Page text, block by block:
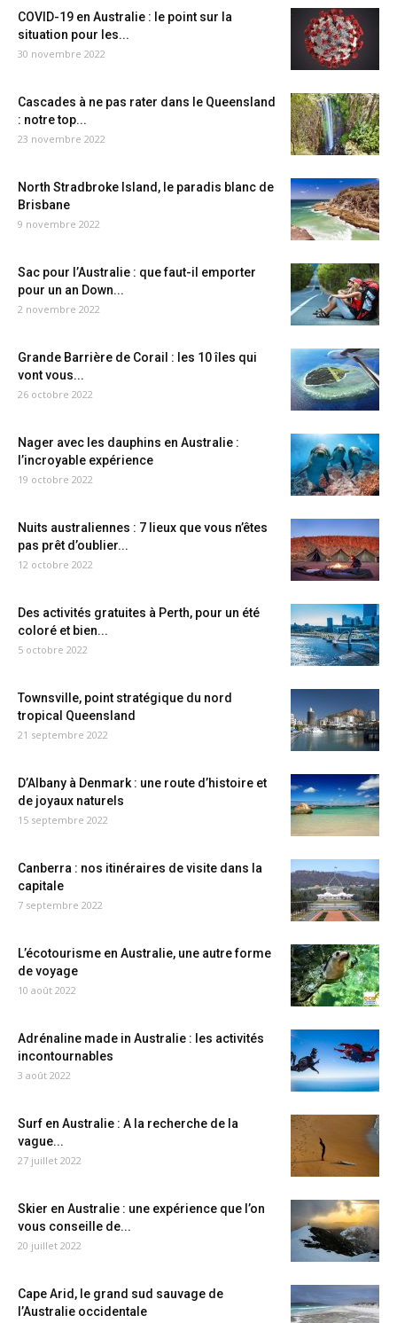
COVID-19 en Australie : le point sur la
situation pour les...
30 novembre 2022
Cascades à ne pas rater dans le Queensland
: notre top...
23 novembre 2022
North Stradbroke Island, le paradis blanc de
Brisbane
9 novembre 2022
Sac pour l’Australie : que faut-il emporter
pour un an Down...
2 novembre 2022
Grande Barrière de Corail : les 10 îles qui
vont vous...
26 octobre 2022
Nager avec les dauphins en Australie :
l’incroyable expérience
19 octobre 2022
Nuits australiennes : 7 lieux que vous n’êtes
pas prêt d’oublier...
12 octobre 2022
Des activités gratuites à Perth, pour un été
coloré et bien...
5 octobre 2022
Townsville, point stratégique du nord
tropical Queensland
21 septembre 2022
D’Albany à Denmark : une route d’histoire et
de joyaux naturels
15 septembre 2022
Canberra : nos itinéraires de visite dans la
capitale
7 septembre 2022
L’écotourisme en Australie, une autre forme
de voyage
10 août 2022
Adrénaline made in Australie : les activités
incontournables
3 août 2022
Surf en Australie : A la recherche de la
vague...
27 juillet 2022
Skier en Australie : une expérience que l’on
vous conseille de...
20 juillet 2022
Cape Arid, le grand sud sauvage de
l’Australie occidentale